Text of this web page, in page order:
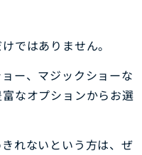
ではありません。
ー、マジックショーな
なオプションからお選
れないという方は、ぜ